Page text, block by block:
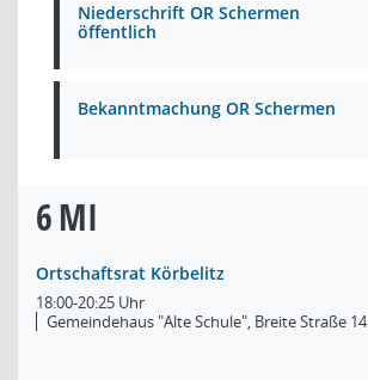
Niederschrift OR Schermen
öffentlich
Bekanntmachung OR Schermen
6MI
Ortschaftsrat Körbelitz
18:00-20:25 Uhr
Gemeindehaus "Alte Schule", Breite Straße 14